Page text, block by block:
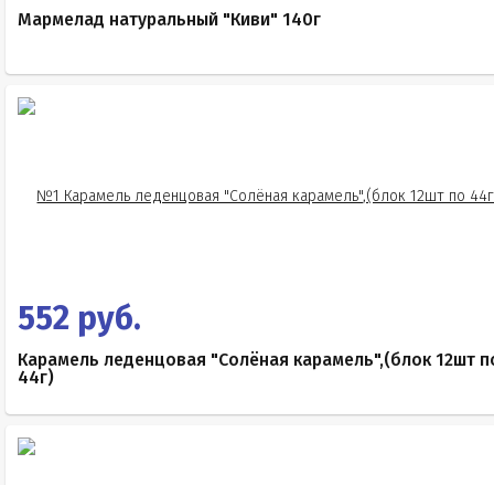
Мармелад натуральный "Киви" 140г
552 руб.
Карамель леденцовая "Солёная карамель",(блок 12шт
44г)